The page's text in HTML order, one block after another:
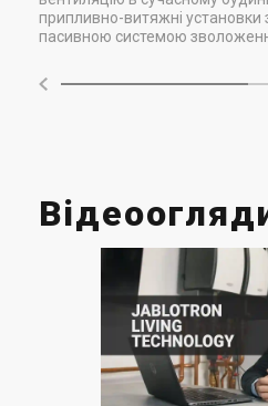
припливно-витяжні установки
пасивною системою